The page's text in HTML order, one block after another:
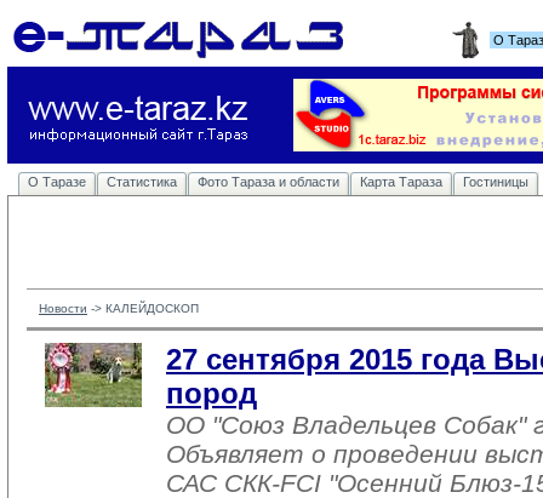
О
О Таразе Статистика Фото Тараза и области Карта Тараза Гостиницы
Новости -> КАЛЕЙДОСКОП
27 сентября 2015 года
пород
ОО "Союз Владельцев Собак"
Объявляет о проведении
САС СКК-FCI "Осенний Блюз-